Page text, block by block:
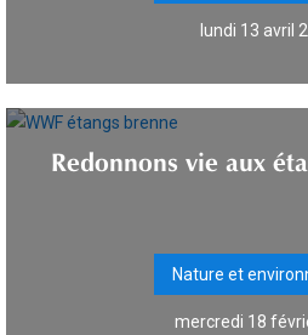
lundi 13 avril
Redonnons vie aux
Nature et
mercredi 18